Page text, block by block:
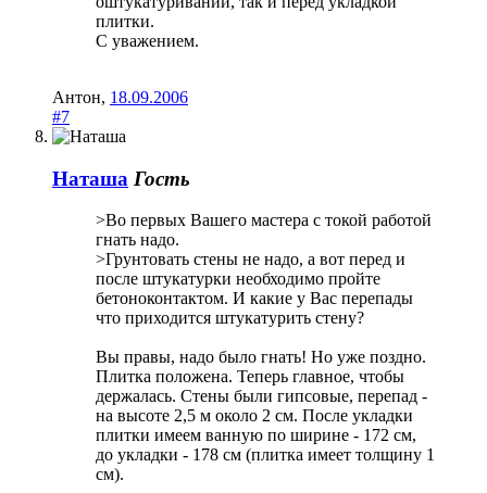
плитки.
С уважением.
Антон, 18.09.2006
#7
Наташа Гость
>Во первых Вашего мастера с токой работой
гнать надо.
>Грунтовать стены не надо, а вот перед и
после штукатурки необходимо пройте
бетоноконтактом. И какие у Вас перепады
что приходится штукатурить стену?
Вы правы, надо было гнать! Но уже поздно.
Плитка положена. Теперь главное, чтобы
держалась. Стены были гипсовые, перепад -
на высоте 2,5 м около 2 см. После укладки
плитки имеем ванную по ширине - 172 см,
до укладки - 178 см (плитка имеет толщину 1
см).